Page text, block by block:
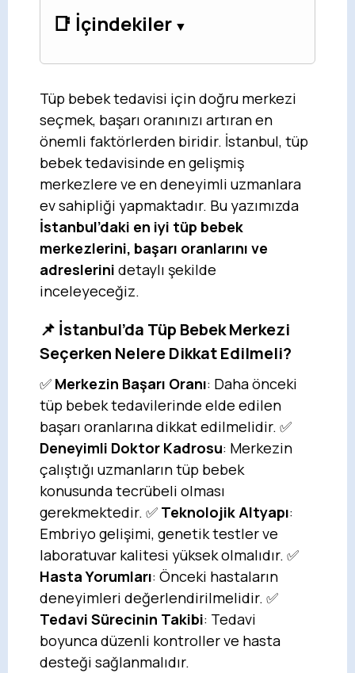
📑 İçindekiler
Tüp bebek tedavisi için doğru merkezi
seçmek, başarı oranınızı artıran en
önemli faktörlerden biridir. İstanbul, tüp
bebek tedavisinde en gelişmiş
merkezlere ve en deneyimli uzmanlara
ev sahipliği yapmaktadır. Bu yazımızda
İstanbul’daki en iyi tüp bebek
merkezlerini, başarı oranlarını ve
adreslerini detaylı şekilde
inceleyeceğiz.
📌 İstanbul’da Tüp Bebek Merkezi
Seçerken Nelere Dikkat Edilmeli?
✅ Merkezin Başarı Oranı: Daha önceki
tüp bebek tedavilerinde elde edilen
başarı oranlarına dikkat edilmelidir. ✅
Deneyimli Doktor Kadrosu: Merkezin
çalıştığı uzmanların tüp bebek
konusunda tecrübeli olması
gerekmektedir. ✅ Teknolojik Altyapı:
Embriyo gelişimi, genetik testler ve
laboratuvar kalitesi yüksek olmalıdır. ✅
Hasta Yorumları: Önceki hastaların
deneyimleri değerlendirilmelidir. ✅
Tedavi Sürecinin Takibi: Tedavi
boyunca düzenli kontroller ve hasta
desteği sağlanmalıdır.